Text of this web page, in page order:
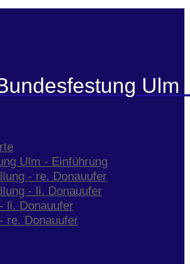
Ulm
Ulm - Einführung
- re. Donauufer
- li. Donauufer
li. Donauufer
re. Donauufer